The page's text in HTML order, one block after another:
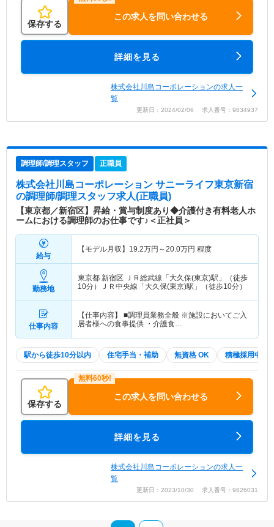
保存する
この求人を問い合わせる
詳細を見る
株式会社川島コーポレーションの求人一
覧
更新日：2024/02/06 求人番号：9834937
調理師/調理スタッフ 正職員
株式会社川島コーポレーション サニーライフ東京新宿
の調理師/調理スタッフ求人(正職員)
【東京都／新宿区】昇給・賞与制度あり◆介護付き有料老人ホ
ームにおける調理師のお仕事です♪＜正社員＞
給与
【モデル月収】 19.2万円～20.0万円 程度
勤務地
東京都 新宿区 ＪＲ総武線「大久保(東京)駅」（徒歩
10分）ＪＲ中央線「大久保(東京)駅」（徒歩10分）
仕事内容
【仕事内容】 ■調理員業務全般 ※施設においてご入
居者様への食事提供 ・介護食…
駅から徒歩10分以内 住宅手当・補助 無資格 OK 積極採用中
保存する
この求人を問い合わせる
詳細を見る
株式会社川島コーポレーションの求人一
覧
更新日：2023/10/30 求人番号：9826031